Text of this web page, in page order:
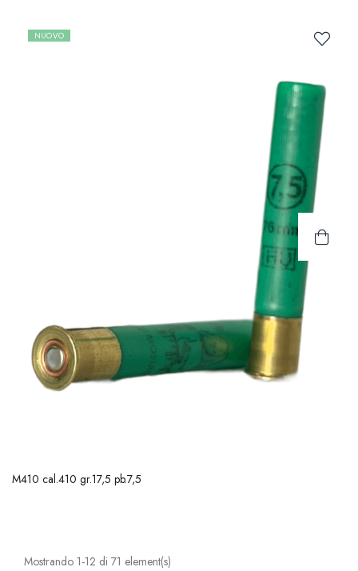
NUOVO
M410 cal.410 gr.17,5 pb.7,5
Mostrando 1-12 di 71 element(s)